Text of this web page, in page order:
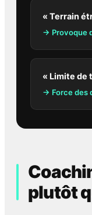
« Terrain
→ Provoque
« Limite de
→ Force des
plutôt